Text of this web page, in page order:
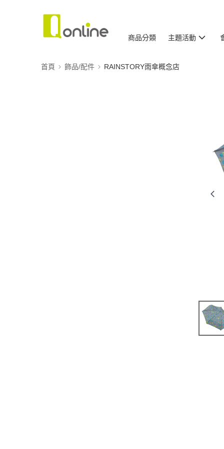
商品分類 主題活動
首頁 飾品/配件 RAINSTORY雨傘概念店